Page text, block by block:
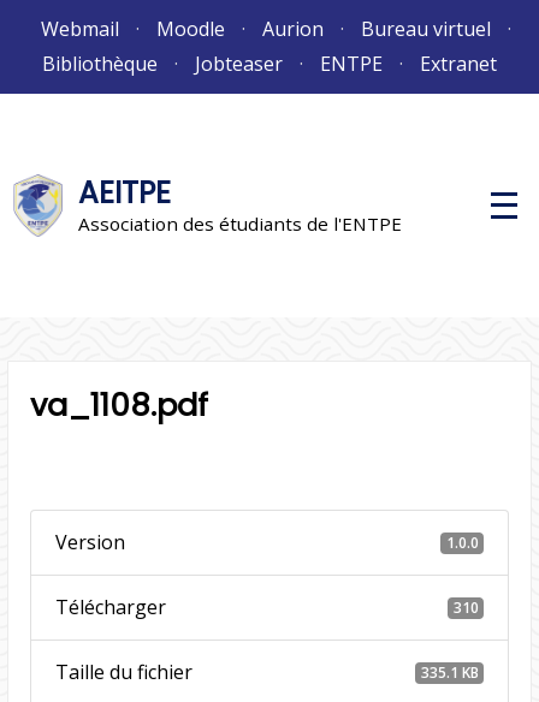
Webmail Moodle Aurion
Bureau virtuel
Bibliothèque
Jobteaser ENTPE Extranet
AEITPE
Association des étudiants de l'ENTPE
M
e
va_1108.pdf
Version 1.0.0
Télécharger 310
Taille du fichier 335.1 KB